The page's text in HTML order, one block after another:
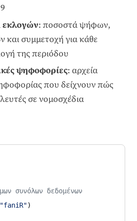
: ποσοστά ψήφων,
και συμμετοχή για κάθε
της περιόδου
ψηφοφορίες: αρχεία
που δείχνουν πώς
σε νομοσχέδια
συνόλων δεδομένων
"faniR")